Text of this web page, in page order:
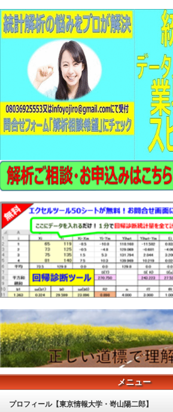
メニュー
プロフィール【東京情報大学・嵜山陽二郎】